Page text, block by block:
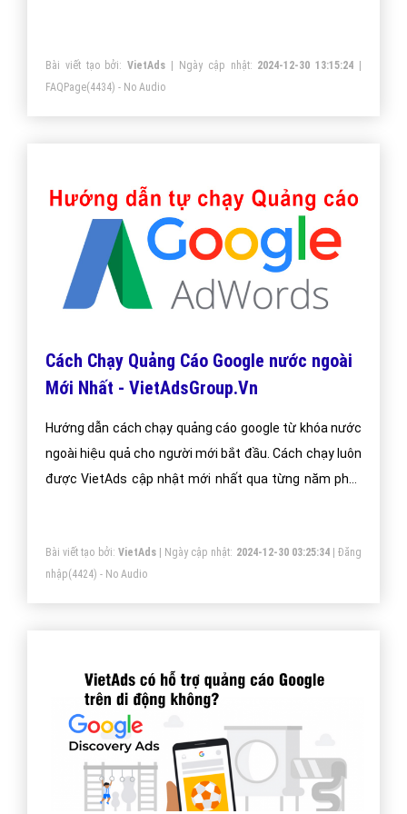
Bài viết tạo bởi:VietAds | Ngày cập nhật: 2024-12-30 13:15:24
FAQPage(4434) - No Audio
Cách Chạy Quảng Cáo Google nước ngoài
Mới Nhất - VietAdsGroup.Vn
Hướng dẫn cách chạy quảng cáo google từ khóa nước
ngoài hiệu quả cho người mới bắt đầu. Cách chạy luôn
được VietAds cập nhật mới nhất qua từng năm phát
Bài viết tạo bởi: VietAds| Ngày cập nhật: 2024-12-30 03:25:34|Đăng
nhập(4424) - No Audio